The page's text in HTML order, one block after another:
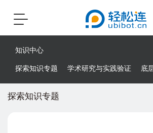
Toggle
知识中心
探索知识专题 学术研究与实践验证 底
探索知识专题